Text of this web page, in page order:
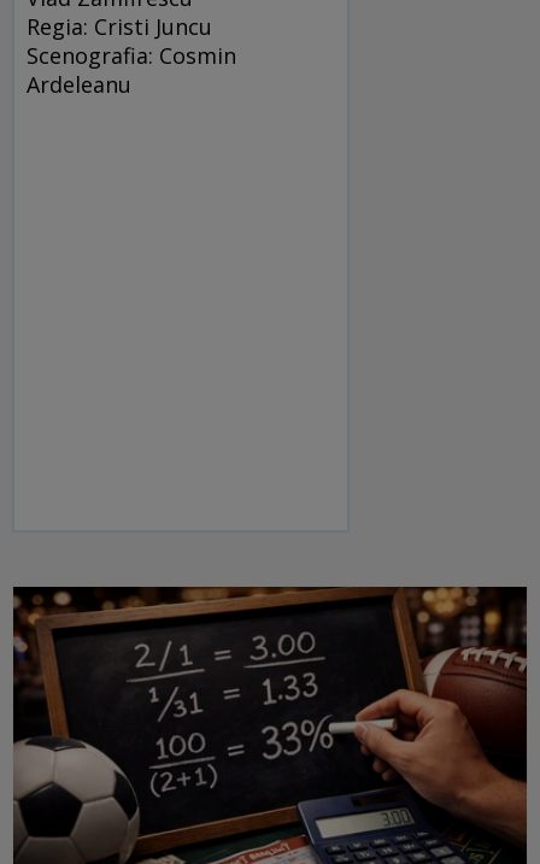
Regia: Cristi Juncu
Scenografia: Cosmin
Ardeleanu